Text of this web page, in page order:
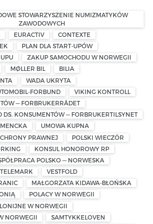
STOWARZYSZENIE NUMIZMATYKÓW
ZAWODOWYCH
EURACTIV
CONTEXTE
PLAN DLA START-UPÓW
ZAKUP SAMOCHODU W NORWEGII
MØLLER BIL
BILIA
WADA UKRYTA
FORBUND
VIKING KONTROLL
— FORBRUKERRÅDET
DS. KONSUMENTÓW — FORBRUKERTILSYNET
UMOWA KUPNA
PRAWNEJ
POLSKI WIECZÓR
KONSUL HONOROWY RP
POLSKO — NORWESKA
TELEMARK
VESTFOLD
MAŁGORZATA KIDAWA-BŁOŃSKA
POLACY W NORWEGII
W NORWEGII
NORWEGII
SAMTYKKELOVEN